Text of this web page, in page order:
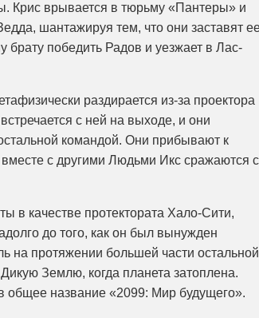
Крис врывается в тюрьму «Пантеры» и
шантажируя тем, что они заставят
брату победить Радов и уезжает в Лас-
раздирается из-за проектора
с ней на выходе, и они
командой. Они прибывают к
с другими Людьми Икс сражаются с
в качестве протектората Хало-Сити,
до того, как он был вынужден
на протяжении большей части остальной
Землю, когда планета затоплена.
название «2099: Мир будущего».